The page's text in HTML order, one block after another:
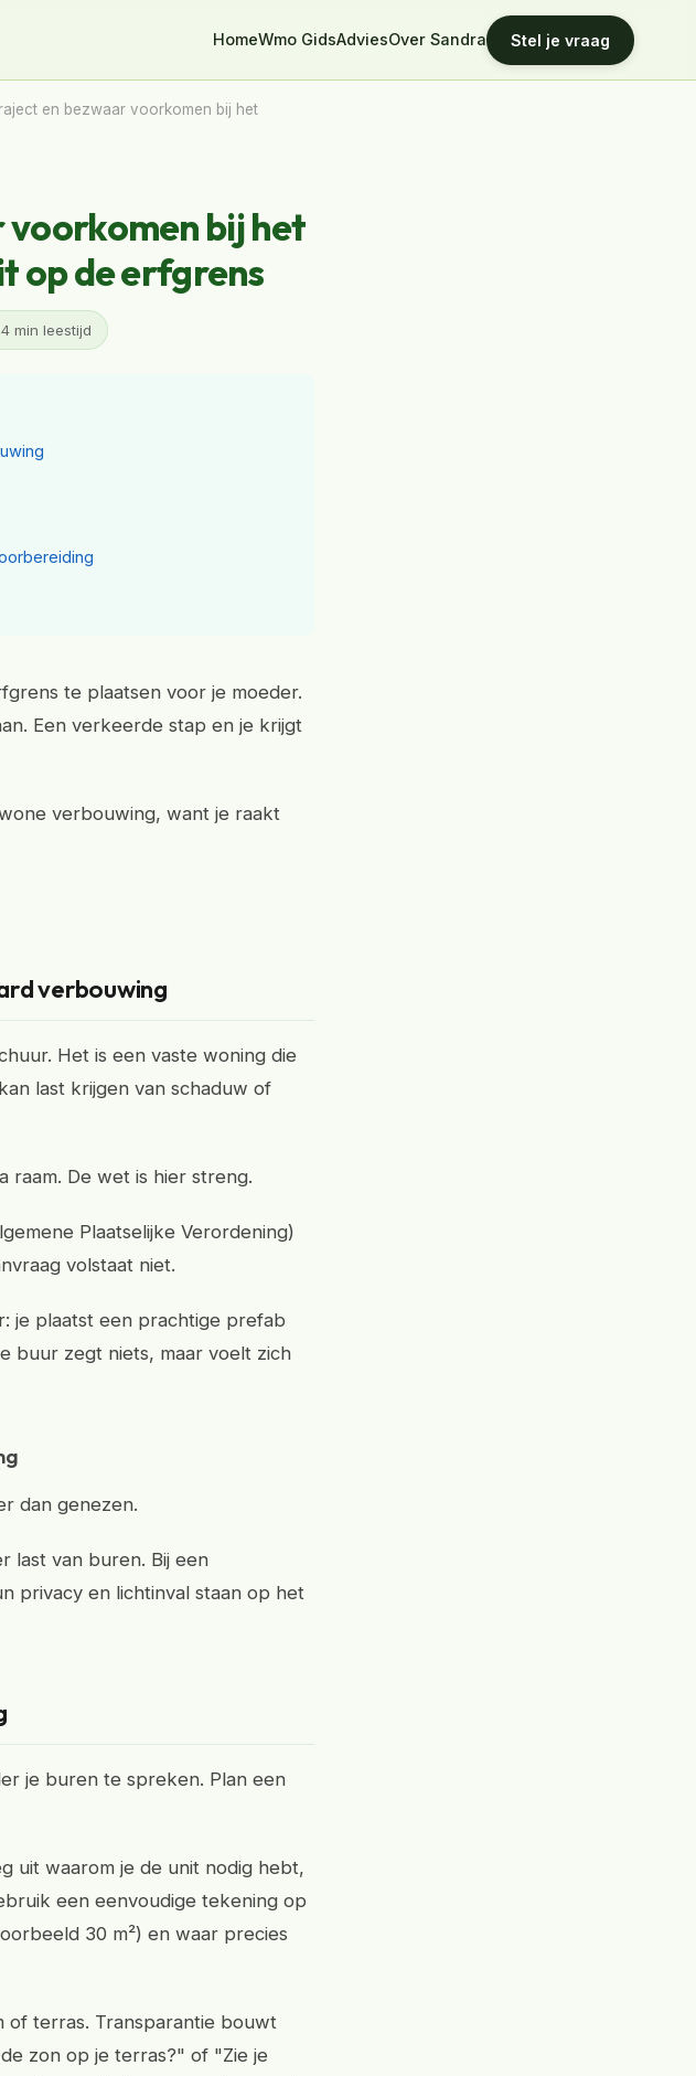
HomeWmo GidsAdviesOver Sandra Stel je vraag
en bezwaar voorkomen bij het
bij het
op de erfgrens
min leestijd
te plaatsen voor je moeder.
Een verkeerde stap en je krijgt
verbouwing, want je raakt
verbouwing
Het is een vaste woning die
last krijgen van schaduw of
raam. De wet is hier streng.
Plaatselijke Verordening)
volstaat niet.
je plaatst een prachtige prefab
buur zegt niets, maar voelt zich
dan genezen.
last van buren. Bij een
privacy en lichtinval staan op het
je buren te spreken. Plan een
uit waarom je de unit nodig hebt,
een eenvoudige tekening op
30 m²) en waar precies
of terras. Transparantie bouwt
zon op je terras?" of "Zie je